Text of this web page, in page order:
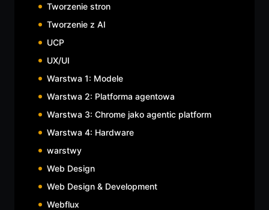
Tworzenie stron
Tworzenie z AI
UCP
UX/UI
Warstwa 1: Modele
Warstwa 2: Platforma agentowa
Warstwa 3: Chrome jako agentic platform
Warstwa 4: Hardware
warstwy
Web Design
Web Design & Development
Webflux